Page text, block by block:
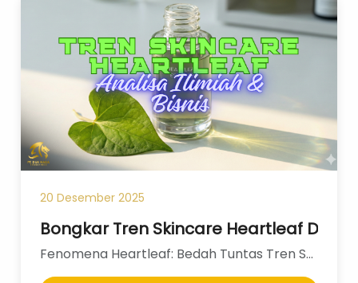
20 Desember 2025
Bongkar Tren Skincare Heartleaf Dari
Fenomena Heartleaf: Bedah Tuntas Tren Skincare, Manfaat Ilmiah, dan Analisis Bisnis untuk Brand Loka...